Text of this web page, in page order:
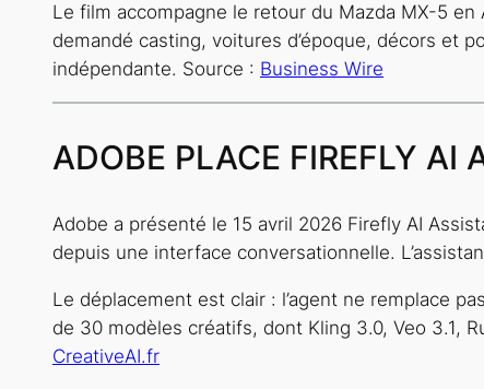
Le film accompagne le retour du Mazda MX-5
demandé casting, voitures d’époque, décors et
indépendante. Source : Business Wire
ADOBE PLACE FIREFLY AI
Adobe a présenté le 15 avril 2026 Firefly AI
depuis une interface conversationnelle.
Le déplacement est clair : l’agent ne remplace
de 30 modèles créatifs, dont Kling 3.0, Veo 3.1,
CreativeAI.fr